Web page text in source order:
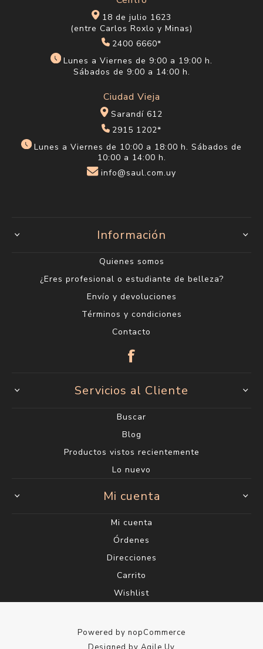
18 de julio 1623
(entre Carlos Roxlo y Minas)
2400 6660*
Lunes a Viernes de 9:00 a 19:00 h.
Sábados de 9:00 a 14:00 h.
Ciudad Vieja
Sarandí 612
2915 1202*
Lunes a Viernes de 10:00 a 18:00 h. Sábados de
10:00 a 14:00 h.
info@saul.com.uy
Información
Quienes somos
¿Eres profesional o estudiante de belleza?
Envío y devoluciones
Términos y condiciones
Contacto
Servicios al Cliente
Buscar
Blog
Productos vistos recientemente
Lo nuevo
Mi cuenta
Mi cuenta
Órdenes
Direcciones
Carrito
Wishlist
Powered by nopCommerce